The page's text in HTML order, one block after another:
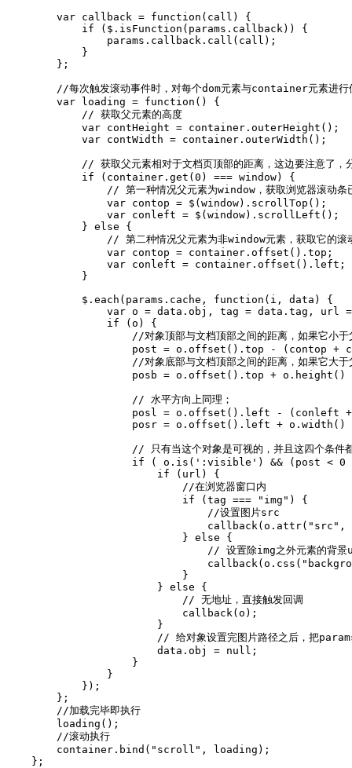
        var callback = function(call) {
            if ($.isFunction(params.callback)) {
                params.callback.call(call);
            }
        };
//每次触发滚动事件时，对每个dom元素与container元素进行
        var loading = function() {
            // 获取父元素的高度
            var contHeight = container.outerHeight();
            var contWidth = container.outerWidth();
// 获取父元素相对于文档页顶部的距离，这边要注意了，
            if (container.get(0) === window) {
// 第一种情况父元素为window，获取浏览器滚动
                var contop = $(window).scrollTop();
                var conleft = $(window).scrollLeft();
            } else {
// 第二种情况父元素为非window元素，获取它的滚
                var contop = container.offset().top;
                var conleft = container.offset().left;
            }
            $.each(params.cache, function(i, data) {
var o = data.obj, tag = data.tag, url
                if (o) {
//对象顶部与文档顶部之间的距离，如果它小于
post = o.offset().top - (contop +
//对象底部与文档顶部之间的距离，如果它大于
posb = o.offset().top + o.height()
                    // 水平方向上同理；
posl = o.offset().left - (conleft
posr = o.offset().left + o.width()
// 只有当这个对象是可视的，并且这四个条件都
if ( o.is(':visible') && (post <
                        if (url) {
                            //在浏览器窗口内
                            if (tag === "img") {
                                //设置图片src
callback(o.attr("src",
                            } else {
// 设置除img之外元素的背景
                            }
                        } else {
                            // 无地址，直接触发回调
                            callback(o);
                        }
// 给对象设置完图片路径之后，把
                        data.obj = null;
                    }
                }
            });
        };
        //加载完毕即执行
        loading();
        //滚动执行
        container.bind("scroll", loading);
    };